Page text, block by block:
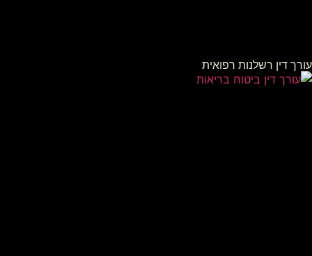
עורך דין רשלנות רפואית